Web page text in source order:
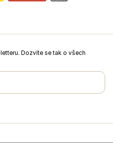
Dozvíte se tak o všech